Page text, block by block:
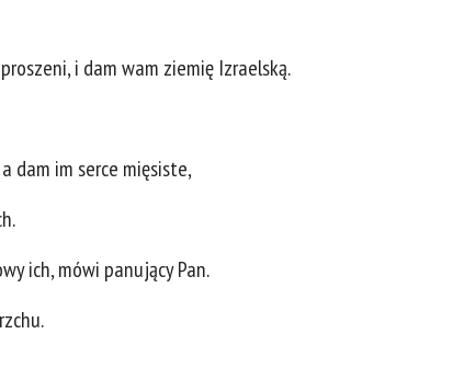
i dam wam ziemię Izraelską.
dam im serce mięsiste,
ich, mówi panujący Pan.